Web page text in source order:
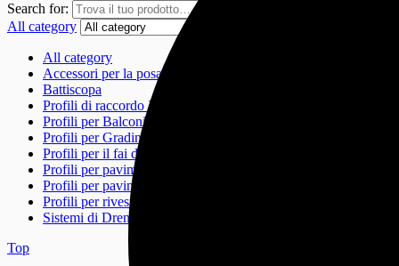
Search for:
All category
All category
Accessori per la posa
Battiscopa
Profili di raccordo Igienici
Profili per Balconi e Terrazze
Profili per Gradini
Profili per il fai da te – DIY profiles
Profili per pavimenti
Profili per pavimenti flottanti
Profili per rivestimenti
Sistemi di Drenaggio
Top